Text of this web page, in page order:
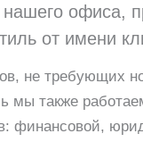
нашего офиса,
от имени
не требующих
мы также
финансовой,